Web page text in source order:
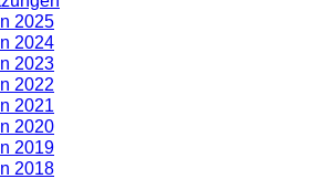
2025
2024
2023
2022
2021
2020
2019
2018